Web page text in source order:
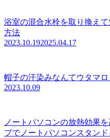
浴室の混合水栓を取り換え
方法
2023.10.192025.04.17
帽子の汗染みなんてウタマ
2023.10.09
ノートパソコンの放熱効果
プでノートパソコンスタン